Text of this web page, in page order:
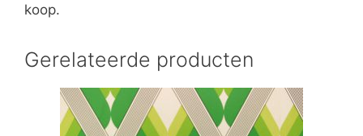
koop.
Gerelateerde producten